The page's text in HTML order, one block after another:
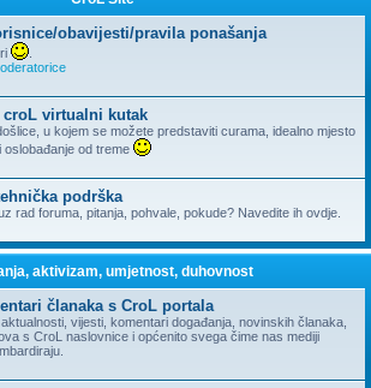
obavijesti/pravila ponašanja
virtualni kutak
u kojem se možete predstaviti curama, idealno mjesto
od treme
podrška
rad foruma, pitanja, pohvale, pokude? Navedite ih ovdje.
aktivizam, umjetnost, duhovnost
članaka s CroL portala
vijesti, komentari događanja, novinskih članaka,
s CroL naslovnice i općenito svega čime nas mediji